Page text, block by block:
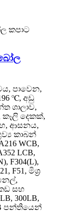
පාවෙන,
℃, අඩු
ශාලාව,
කෑලි දෙකක්,
ආසනය,
කාබන්
WCB,
LCB,
F304(L),
F51, මිශ්‍ර
සහ
300LB,
පන්තියෙන්